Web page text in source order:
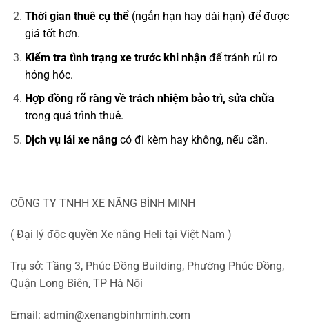
Thời gian thuê cụ thể(ngắn hạn hay dài hạn) để được
giá tốt hơn.
Kiểm tra tình trạng xe trước khi nhậnđể tránh rủi ro
hỏng hóc.
Hợp đồng rõ ràng về trách nhiệm bảo trì, sửa chữa
trong quá trình thuê.
Dịch vụ lái xe nângcó đi kèm hay không, nếu cần.
CÔNG TY TNHH XE NÂNG BÌNH MINH
( Đại lý độc quyền Xe nâng Heli tại Việt Nam )
Trụ sở: Tầng 3, Phúc Đồng Building, Phường Phúc Đồng,
Quận Long Biên, TP Hà Nội
Email: admin@xenangbinhminh.com